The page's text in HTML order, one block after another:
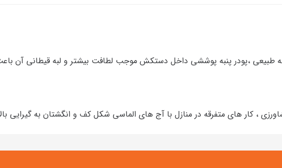
،پودر پنبه پوششی داخل دستکش موجب لطافت بیشتر و لبه قیطانی آن
، کار های متفرقه در منازل با آج های الماسی شکل کف و انگشتان به گیرایی